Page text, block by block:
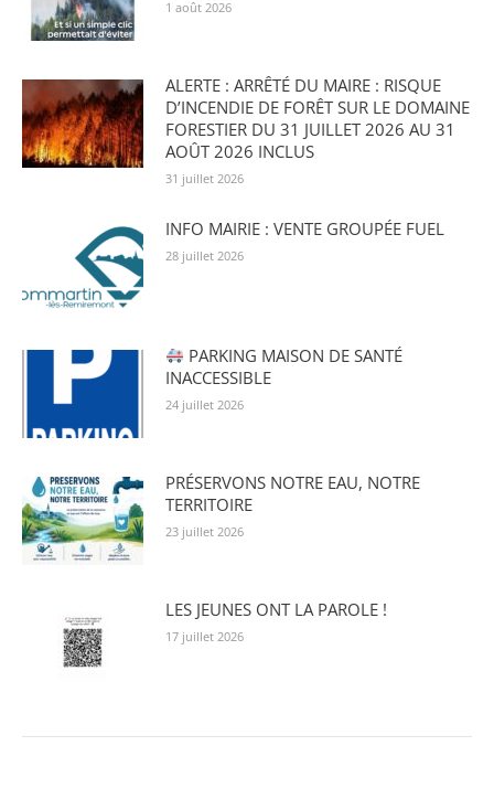
1 août 2026
ALERTE : ARRÊTÉ DU MAIRE : RISQUE
D’INCENDIE DE FORÊT SUR LE DOMAINE
FORESTIER DU 31 JUILLET 2026 AU 31
AOÛT 2026 INCLUS
31 juillet 2026
INFO MAIRIE : VENTE GROUPÉE FUEL
28 juillet 2026
PARKING MAISON DE SANTÉ
INACCESSIBLE
24 juillet 2026
PRÉSERVONS NOTRE EAU, NOTRE
TERRITOIRE
23 juillet 2026
LES JEUNES ONT LA PAROLE !
17 juillet 2026